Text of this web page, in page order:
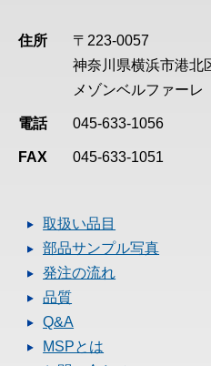
住所
〒223-0057
神奈川県横浜市港北
メゾンベルファー
電話 045-633-1056
FAX 045-633-1051
取扱い品目
部品サンプル写真
発注の流れ
品質
Q&A
MSPとは